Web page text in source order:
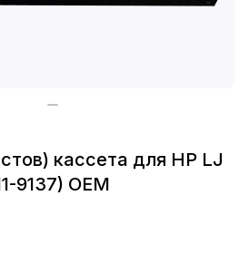
кассета для HP LJ
9137) OEM